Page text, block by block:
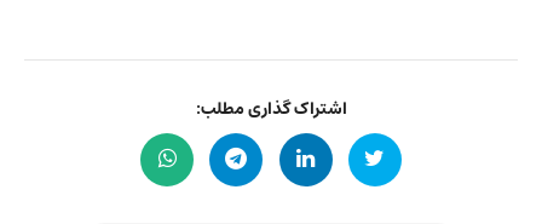
اشتراک گذاری مطلب: